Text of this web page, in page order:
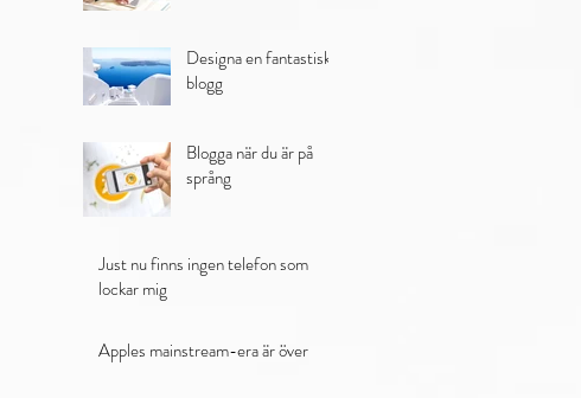
Designa en fantastisk
blogg
Blogga när du är på
språng
Just nu finns ingen telefon som
lockar mig
Apples mainstream-era är över